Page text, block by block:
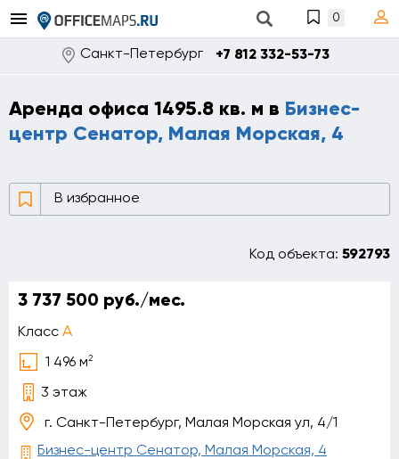
0
Санкт-Петербург +7 812 332-53-73
Аренда офиса 1495.8 кв. м в Бизнес-
центр Сенатор, Малая Морская, 4
В избранное
Код объекта: 592793
3 737 500 руб./мес.
Класс A
1 496 м2
3 этаж
г. Санкт-Петербург, Малая Морская ул, 4/1
Бизнес-центр Сенатор, Малая Морская, 4